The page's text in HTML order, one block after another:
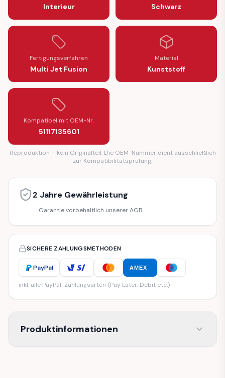
Interieur Schwarz
Fertigungsverfahren
Multi Jet Fusion
Material
Kunststoff
Kompatibel mit OEM-Nr.
51117135601
Reproduktion – kein Originalteil. Die OEM-Nummer dient ausschließlich
zur Kompatibilitätsprüfung.
2 Jahre Gewährleistung
Garantie vorbehaltlich unserer AGB.
SICHERE ZAHLUNGSMETHODEN
PayPal AMEX
inkl. alle PayPal-Zahlungsarten (Pay Later, Debit etc.)
Produktinformationen